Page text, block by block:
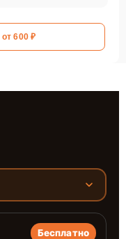
от 600 ₽
Бесплатно